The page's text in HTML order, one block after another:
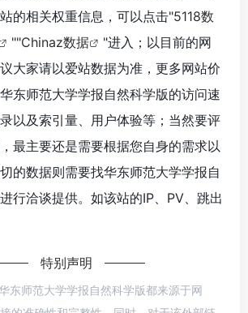
的相关权重信息，可以点击"5118数
""Chinaz数据
"进入；以目前的网
大家请以爱站数据为准，更多网站价
东师范大学学报自然科学版的访问速
以及索引量、用户体验等；当然要评
最主要还是需要根据您自身的需求以
的数据则需要找华东师范大学学报自
行洽谈提供。如该站的IP、PV、跳出
特别声明
东师范大学学报自然科学版都来源于网